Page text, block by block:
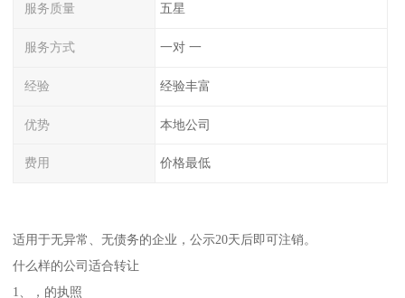
服务质量 五星
服务方式 一对 一
经验 经验丰富
优势 本地公司
费用 价格最低
适用于无异常、无债务的企业，公示20天后即可注销。
什么样的公司适合转让
1、，的执照